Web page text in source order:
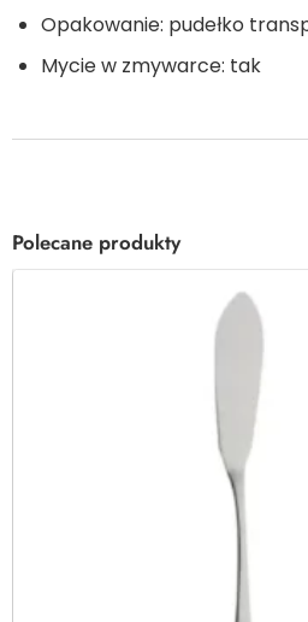
Opakowanie: pudełko
Mycie w zmywarce: tak
Polecane produkty